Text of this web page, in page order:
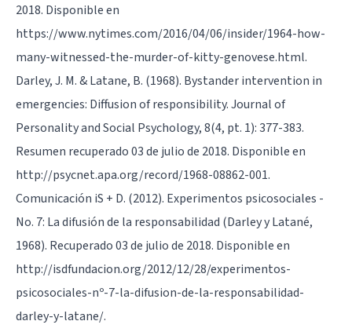
2018. Disponible en
https://www.nytimes.com/2016/04/06/insider/1964-how-
many-witnessed-the-murder-of-kitty-genovese.html.
Darley, J. M. & Latane, B. (1968). Bystander intervention in
emergencies: Diffusion of responsibility. Journal of
Personality and Social Psychology, 8(4, pt. 1): 377-383.
Resumen recuperado 03 de julio de 2018. Disponible en
http://psycnet.apa.org/record/1968-08862-001.
Comunicación iS + D. (2012). Experimentos psicosociales -
No. 7: La difusión de la responsabilidad (Darley y Latané,
1968). Recuperado 03 de julio de 2018. Disponible en
http://isdfundacion.org/2012/12/28/experimentos-
psicosociales-nº-7-la-difusion-de-la-responsabilidad-
darley-y-latane/.